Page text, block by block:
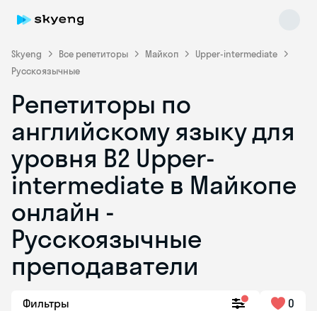
Skyeng Все репетиторы Майкоп
Upper-intermediate
Русскоязычные
Репетиторы по
английскому языку для
уровня B2 Upper-
intermediate в Майкопе
онлайн -
Русскоязычные
преподаватели
Фильтры 0
Skyeng Chat